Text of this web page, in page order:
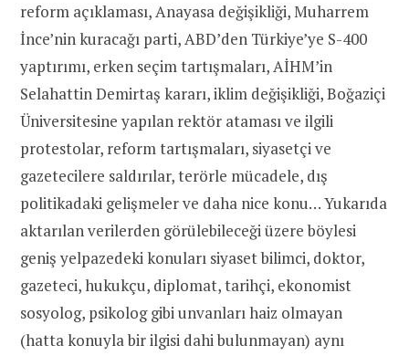
reform açıklaması, Anayasa değişikliği, Muharrem
İnce’nin kuracağı parti, ABD’den Türkiye’ye S-400
yaptırımı, erken seçim tartışmaları, AİHM’in
Selahattin Demirtaş kararı, iklim değişikliği, Boğaziçi
Üniversitesine yapılan rektör ataması ve ilgili
protestolar, reform tartışmaları, siyasetçi ve
gazetecilere saldırılar, terörle mücadele, dış
politikadaki gelişmeler ve daha nice konu… Yukarıda
aktarılan verilerden görülebileceği üzere böylesi
geniş yelpazedeki konuları siyaset bilimci, doktor,
gazeteci, hukukçu, diplomat, tarihçi, ekonomist
sosyolog, psikolog gibi unvanları haiz olmayan
(hatta konuyla bir ilgisi dahi bulunmayan) aynı